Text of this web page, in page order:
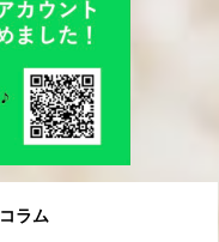
コラム